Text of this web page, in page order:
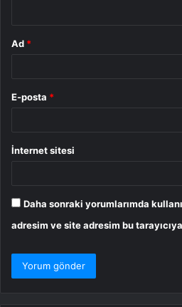
Ad *
E-posta *
İnternet sitesi
Daha sonraki yorumlarımda
adresim ve site adresim bu